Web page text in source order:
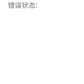
错误状态：